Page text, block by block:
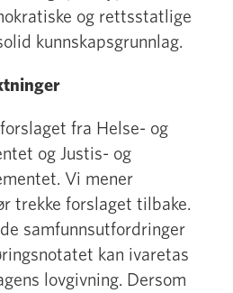
og rettsstatlige
kunnskapsgrunnlag.
fra Helse- og
og Justis- og
Vi mener
trekke forslaget tilbake.
samfunnsutfordringer
kan ivaretas
lovgivning. Dersom